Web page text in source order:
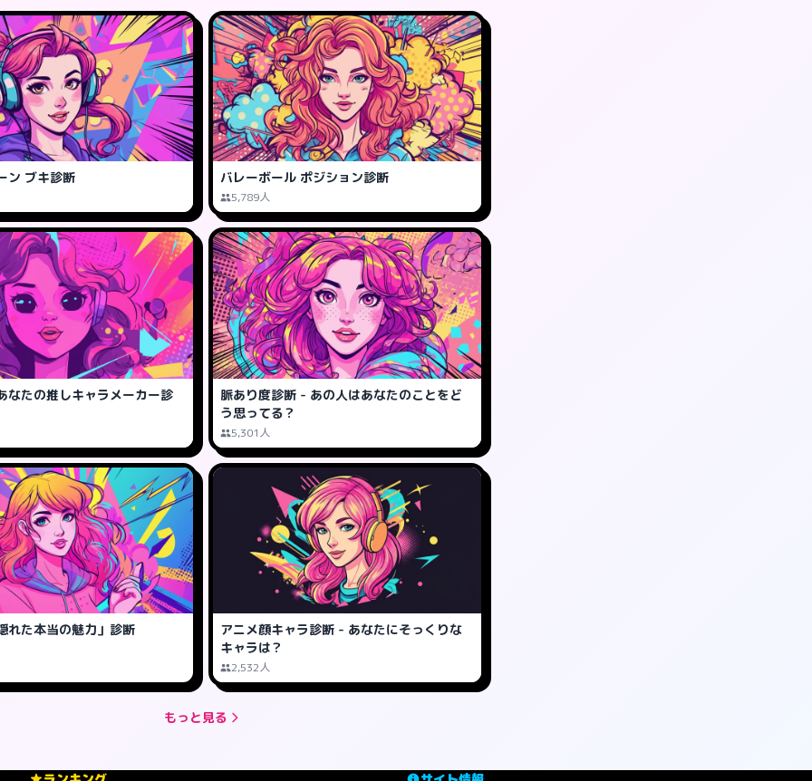
ン ブキ診断 バレーボール ポジション診断
5,789人
なたの推しキャラメーカー診
脈あり度診断 - あの人はあなたのことをど
う思ってる？
5,301人
れた本当の魅力」診断
アニメ顔キャラ診断 - あなたにそっくりな
キャラは？
2,532人
もっと見る